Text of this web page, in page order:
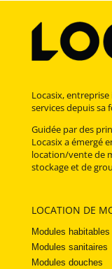
Locasix,
services depuis sa
Guidée par des
Locasix a émergé
location/vente de
stockage et de
LOCATION DE
Modules habitables
Modules sanitaires
Modules douches